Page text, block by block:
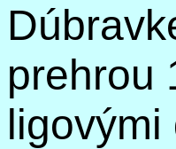
prehrou